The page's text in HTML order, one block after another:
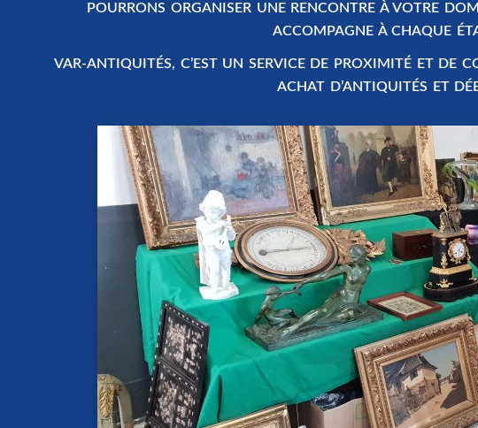
POURRONS ORGANISER UNE RENCONTRE À VOTRE
ACCOMPAGNE À CHAQUE
VAR-ANTIQUITÉS, C’EST UN SERVICE DE PROXIMITÉ ET DE
ACHAT D’ANTIQUITÉS ET